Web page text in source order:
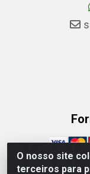
O nosso site
terceiros para